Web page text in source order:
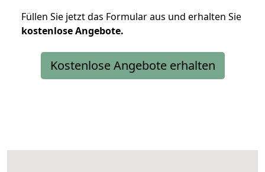
Füllen Sie jetzt das Formular aus und erhalten Sie
kostenloseAngebote.
Kostenlose Angebote erhalten